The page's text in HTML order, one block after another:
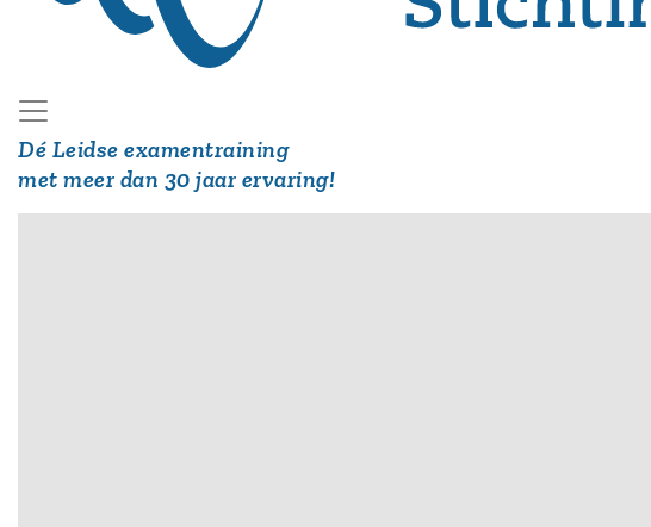
Dé Leidse examentraining
met meer dan 30 jaar ervaring!